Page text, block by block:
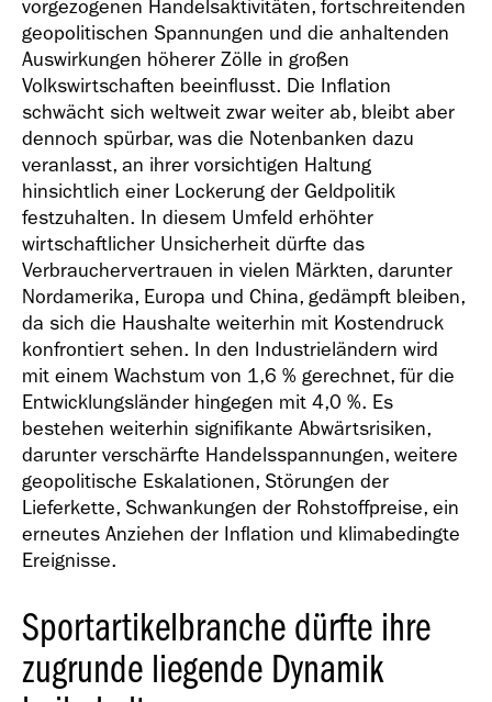
vorgezogenen Handelsaktivitäten, fortschreitenden
geopolitischen Spannungen und die anhaltenden
Auswirkungen höherer Zölle in großen
Volkswirtschaften beeinflusst. Die Inflation
schwächt sich weltweit zwar weiter ab, bleibt aber
dennoch spürbar, was die Notenbanken dazu
veranlasst, an ihrer vorsichtigen Haltung
hinsichtlich einer Lockerung der Geldpolitik
festzuhalten. In diesem Umfeld erhöhter
wirtschaftlicher Unsicherheit dürfte das
Verbrauchervertrauen in vielen Märkten, darunter
Nordamerika, Europa und China, gedämpft bleiben,
da sich die Haushalte weiterhin mit Kostendruck
konfrontiert sehen. In den Industrieländern wird
mit einem Wachstum von 1,6 % gerechnet, für die
Entwicklungsländer hingegen mit 4,0 %. Es
bestehen weiterhin signifikante Abwärtsrisiken,
darunter verschärfte Handelsspannungen, weitere
geopolitische Eskalationen, Störungen der
Lieferkette, Schwankungen der Rohstoffpreise, ein
erneutes Anziehen der Inflation und klimabedingte
Ereignisse.
Sportartikelbranche dürfte ihre
zugrunde liegende Dynamik